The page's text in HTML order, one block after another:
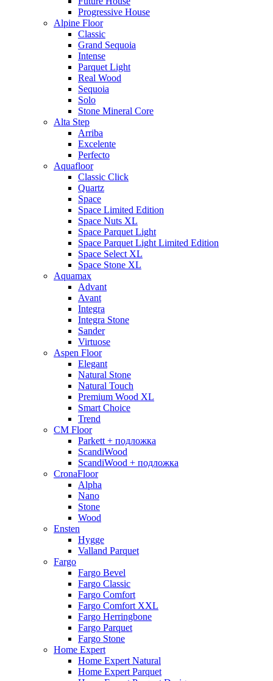
Progressive House
Alpine Floor
Classic
Grand Sequoia
Intense
Parquet Light
Real Wood
Sequoia
Solo
Stone Mineral Core
Alta Step
Arriba
Excelente
Perfecto
Aquafloor
Classic Click
Quartz
Space
Space Limited Edition
Space Nuts XL
Space Parquet Light
Space Parquet Light Limited Edition
Space Select XL
Space Stone XL
Aquamax
Advant
Avant
Integra
Integra Stone
Sander
Virtuose
Aspen Floor
Elegant
Natural Stone
Natural Touch
Premium Wood XL
Smart Choice
Trend
CM Floor
Parkett + подложка
ScandiWood
ScandiWood + подложка
CronaFloor
Alpha
Nano
Stone
Wood
Ensten
Hygge
Valland Parquet
Fargo
Fargo Bevel
Fargo Classic
Fargo Comfort
Fargo Comfort XXL
Fargo Herringbone
Fargo Parquet
Fargo Stone
Home Expert
Home Expert Natural
Home Expert Parquet